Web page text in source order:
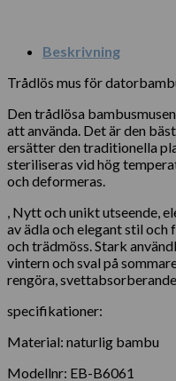
Beskrivning
Trådlös mus för
Den trådlösa
att använda. Det är den
ersätter den traditionella
steriliseras vid hög
och deformeras.
, Nytt och unikt utseende,
av ädla och elegant stil
och trädmöss. Stark
vintern och sval på
rengöra,
specifikationer:
Material: naturlig bambu
Modellnr: EB-B6061